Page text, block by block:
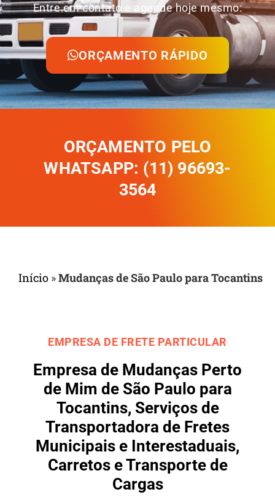
Entre em contato e agende hoje mesmo:
ORÇAMENTO RÁPIDO
ORÇAMENTO PELO
WHATSAPP: (11) 96693-
3564
Início »Mudanças de São Paulo para Tocantins
EMPRESA DE FRETE PARTICULAR
Empresa de Mudanças Perto
de Mim de São Paulo para
Tocantins, Serviços de
Transportadora de Fretes
Municipais e Interestaduais,
Carretos e Transporte de
Cargas